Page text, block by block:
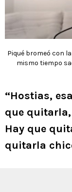
Piqué bromeó con
mismo tiempo
“Hostias,
que
Hay que
quitarla